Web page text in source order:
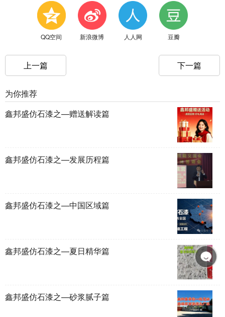
QQ空间 新浪微博 人人网 豆瓣
上一篇 下一篇
为你推荐
鑫邦盛仿石漆之—赠送解读篇
鑫邦盛仿石漆之—发展历程篇
鑫邦盛仿石漆之—中国区域篇
鑫邦盛仿石漆之—夏日精华篇
鑫邦盛仿石漆之—砂浆腻子篇